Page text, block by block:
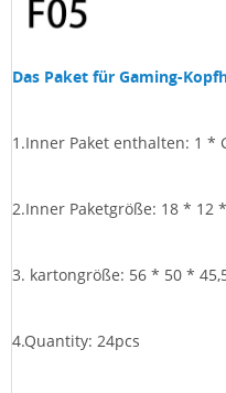
Das Paket für Gaming-
1.Inner Paket enthalten: 1 *
2.Inner Paketgröße: 18 * 12
3. kartongröße: 56 * 50 *
4.Quantity: 24pcs